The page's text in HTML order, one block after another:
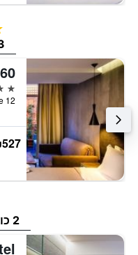
3
3 כוכבים
2 כוכבים ומטה